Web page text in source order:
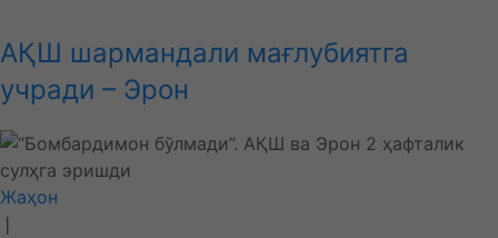
АҚШ шармандали мағлубиятга
учради – Эрон
Жаҳон
❘